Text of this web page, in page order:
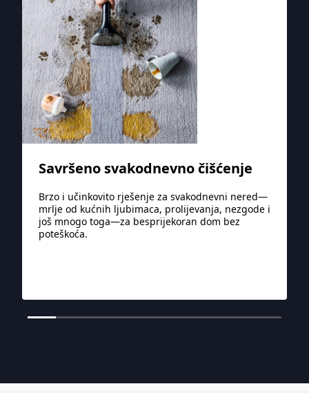
Savršeno svakodnevno čišćenje
Brzo i učinkovito rješenje za svakodnevni nered—
mrlje od kućnih ljubimaca, prolijevanja, nezgode i
još mnogo toga—za besprijekoran dom bez
poteškoća.